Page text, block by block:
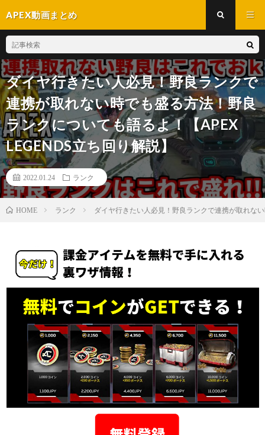
APEX動画まとめ
ダイヤ行きたい人必見！野良ランクで
連携が取れない時でも盛る方法！野良
ランクについても語るよ！【APEX
LEGENDS立ち回り解説】
2022.01.24 ランク
HOME ランク ダイヤ行きたい人必見！野良ランクで連携が取れな